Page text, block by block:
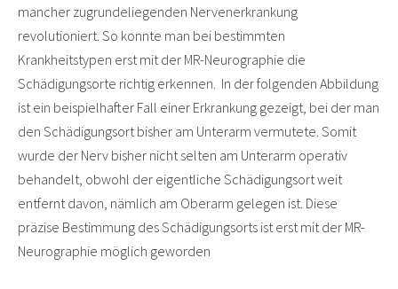
mancher zugrundeliegenden Nervenerkrankung
revolutioniert. So konnte man bei bestimmten
Krankheitstypen erst mit der MR-Neurographie die
Schädigungsorte richtig erkennen. In der folgenden Abbildung
ist ein beispielhafter Fall einer Erkrankung gezeigt, bei der man
den Schädigungsort bisher am Unterarm vermutete. Somit
wurde der Nerv bisher nicht selten am Unterarm operativ
behandelt, obwohl der eigentliche Schädigungsort weit
entfernt davon, nämlich am Oberarm gelegen ist. Diese
präzise Bestimmung des Schädigungsorts ist erst mit der MR-
Neurographie möglich geworden